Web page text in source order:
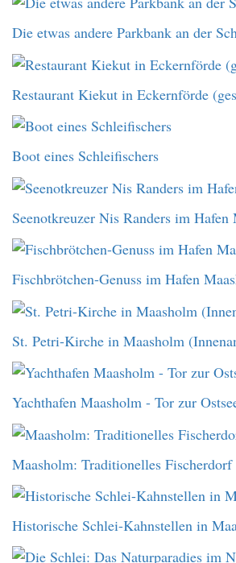
Die etwas andere Parkbank an der
Restaurant Kiekut in Eckernförde
Boot eines Schleifischers
Seenotkreuzer Nis Randers im Hafen
Fischbrötchen-Genuss im Hafen
St. Petri-Kirche in Maasholm
Yachthafen Maasholm - Tor zur
Maasholm: Traditionelles Fischerdorf
Historische Schlei-Kahnstellen in